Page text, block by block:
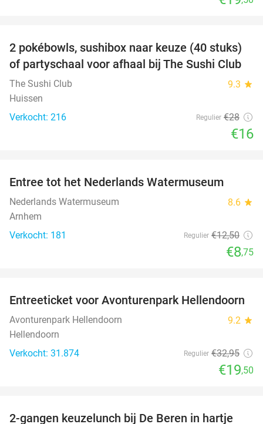
43%
2 pokébowls, sushibox naar keuze (40 stuks)
of partyschaal voor afhaal bij The Sushi Club
The Sushi Club 9.3 star
Huissen
Verkocht: 216
Regulier €28
€16
Entree tot het Nederlands Watermuseum
Nederlands Watermuseum 8.6 star
Arnhem
Verkocht: 181
Regulier €12,50
€8,75
41%
Entreeticket voor Avonturenpark Hellendoorn
Avonturenpark Hellendoorn 9.2 star
Hellendoorn
Verkocht: 31.874
Regulier €32,95
€19,50
2-gangen keuzelunch bij De Beren in hartje